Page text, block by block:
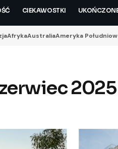
CIEKAWOSTKI
AfrykaAustraliaAmeryka
2025